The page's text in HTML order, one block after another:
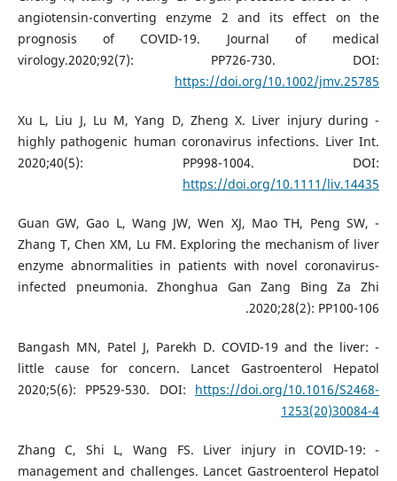
angiotensin-converting enzyme 2 and its effect on the
prognosis of COVID-19. Journal of medical
virology.2020;92(7): PP726-730. DOI:
https://doi.org/10.1002/jmv.25785
- Xu L, Liu J, Lu M, Yang D, Zheng X. Liver injury during
highly pathogenic human coronavirus infections. Liver Int.
2020;40(5): PP998-1004. DOI:
https://doi.org/10.1111/liv.14435
- Guan GW, Gao L, Wang JW, Wen XJ, Mao TH, Peng SW,
Zhang T, Chen XM, Lu FM. Exploring the mechanism of liver
enzyme abnormalities in patients with novel coronavirus-
infected pneumonia. Zhonghua Gan Zang Bing Za Zhi
2020;28(2): PP100-106.
- Bangash MN, Patel J, Parekh D. COVID-19 and the liver:
little cause for concern. Lancet Gastroenterol Hepatol
2020;5(6): PP529-530. DOI: https://doi.org/10.1016/S2468-
1253(20)30084-4
- Zhang C, Shi L, Wang FS. Liver injury in COVID-19:
management and challenges. Lancet Gastroenterol Hepatol